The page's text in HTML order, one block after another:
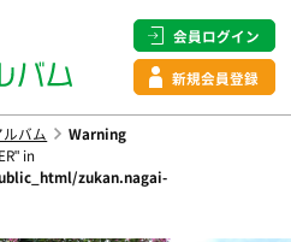
会員ログイン
新規会員登録
バム
Warning
in
zukan.nagai-